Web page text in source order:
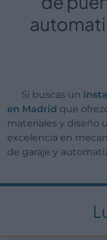
Si buscas un
en Madrid que
materiales y diseño
excelencia en
de garaje y